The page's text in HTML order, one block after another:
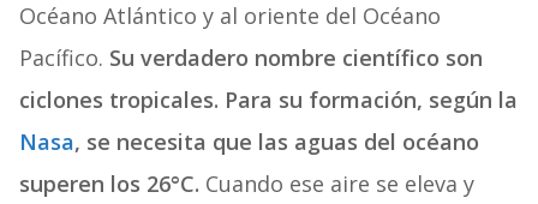
Océano Atlántico y al oriente del Océano
Pacífico. Su verdadero nombre científico son
ciclones tropicales. Para su formación, según la
Nasa, se necesita que las aguas del océano
superen los 26°C. Cuando ese aire se eleva y